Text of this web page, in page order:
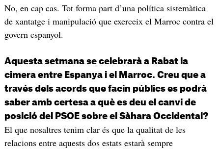
No, en cap cas. Tot forma part d’una política sistemàtica
de xantatge i manipulació que exerceix el Marroc contra el
govern espanyol.
Aquesta setmana se celebrarà a Rabat la
cimera entre Espanya i el Marroc. Creu que a
través dels acords que facin públics es podrà
saber amb certesa a què es deu el canvi de
posició del PSOE sobre el Sàhara Occidental?
El que nosaltres tenim clar és que la qualitat de les
relacions entre aquests dos estats estarà sempre